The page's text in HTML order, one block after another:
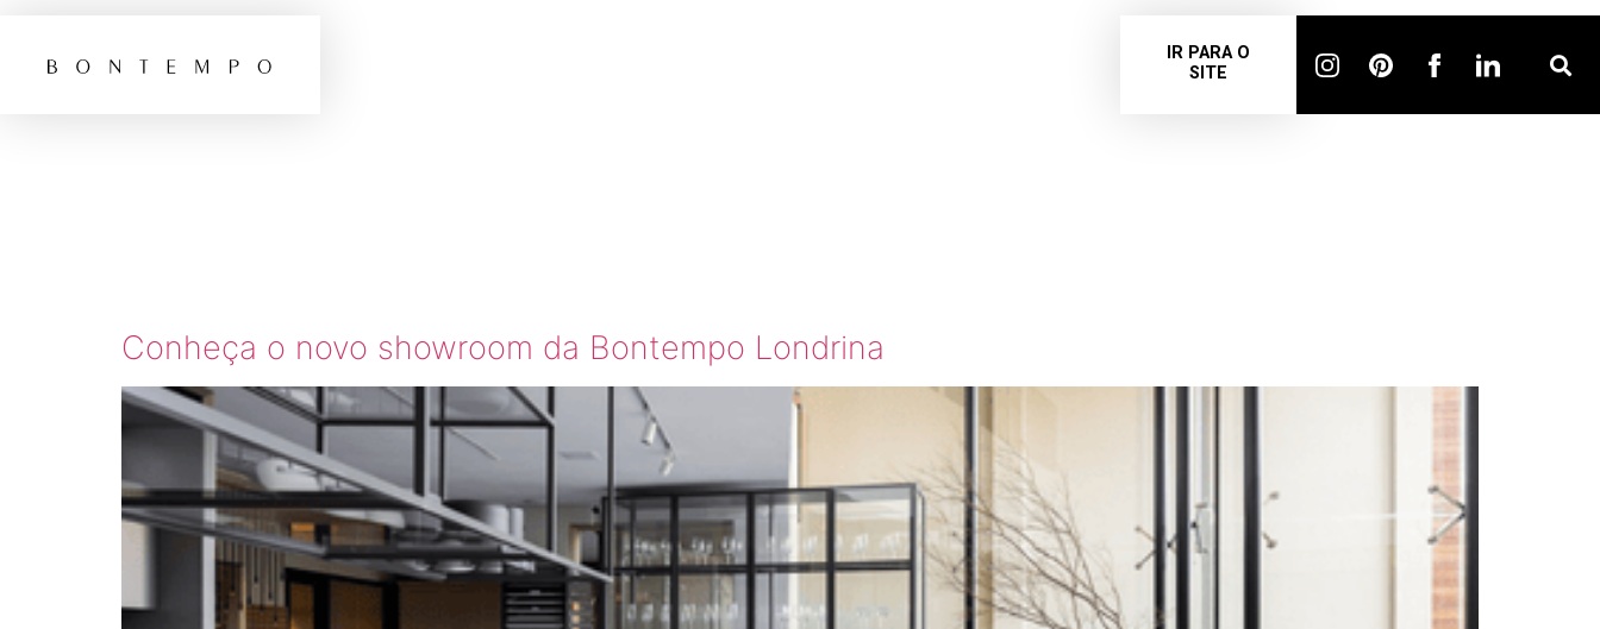
IR PARA O
SITE
Conheça o novo showroom da Bontempo Londrina